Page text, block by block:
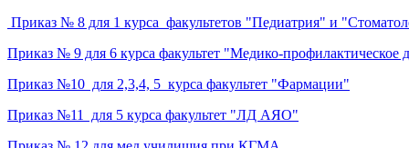
Приказ № 8 для 1 курса факультетов "Педиатрия" и
Приказ № 9 для 6 курса факультет "Медико-профилактическое
Приказ №10 для 2,3,4, 5 курса факультет "Фармации"
Приказ №11 для 5 курса факультет "ЛД АЯО"